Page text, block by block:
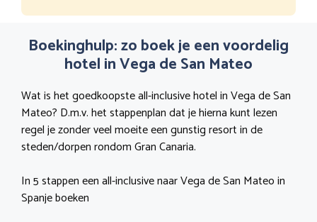
Boekinghulp: zo boek je een voordelig
hotel in Vega de San Mateo
Wat is het goedkoopste all-inclusive hotel in Vega de San
Mateo? D.m.v. het stappenplan dat je hierna kunt lezen
regel je zonder veel moeite een gunstig resort in de
steden/dorpen rondom Gran Canaria.
In 5 stappen een all-inclusive naar Vega de San Mateo in
Spanje boeken